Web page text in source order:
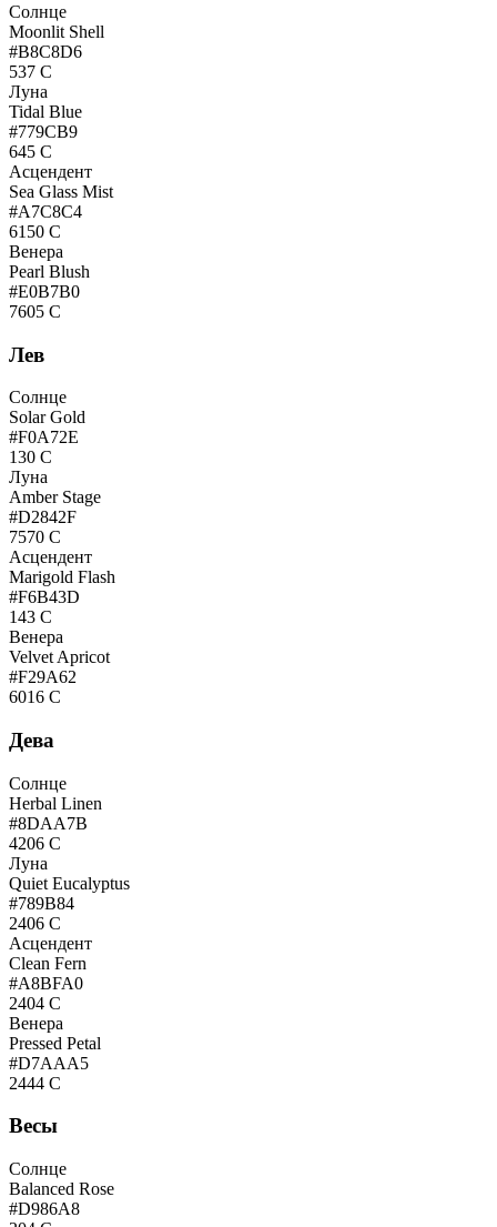
Солнце
Moonlit Shell
#B8C8D6
537 C
Луна
Tidal Blue
#779CB9
645 C
Асцендент
Sea Glass Mist
#A7C8C4
6150 C
Венера
Pearl Blush
#E0B7B0
7605 C
Лев
Солнце
Solar Gold
#F0A72E
130 C
Луна
Amber Stage
#D2842F
7570 C
Асцендент
Marigold Flash
#F6B43D
143 C
Венера
Velvet Apricot
#F29A62
6016 C
Дева
Солнце
Herbal Linen
#8DAA7B
4206 C
Луна
Quiet Eucalyptus
#789B84
2406 C
Асцендент
Clean Fern
#A8BFA0
2404 C
Венера
Pressed Petal
#D7AAA5
2444 C
Весы
Солнце
Balanced Rose
#D986A8